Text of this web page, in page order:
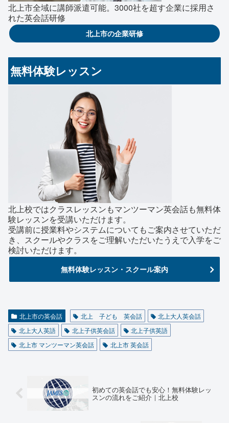
北上市全域に講師派遣可能。3000社を超す企業に採用さ
れた英会話研修
北上市の企業研修
無料体験レッスン
北上校ではクラスレッスンもマンツーマン英会話も無料体
験レッスンを受講いただけます。
受講前に授業料やシステムについてもご案内させていただ
き、スクールやクラスをご理解いただいたうえで入学をご
検討いただけます。
無料体験レッスン・スクール案内
北上市の英会話 北上 子ども 英会話
北上大人英会話
北上大人英語
北上子供英会話
北上子供英語
北上市 マンツーマン英会話
北上市 英会話
初めての英会話でも安心！無料体験レッ
スンの流れをご紹介｜北上校